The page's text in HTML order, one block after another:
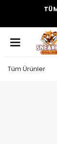
Tüm Ürünler